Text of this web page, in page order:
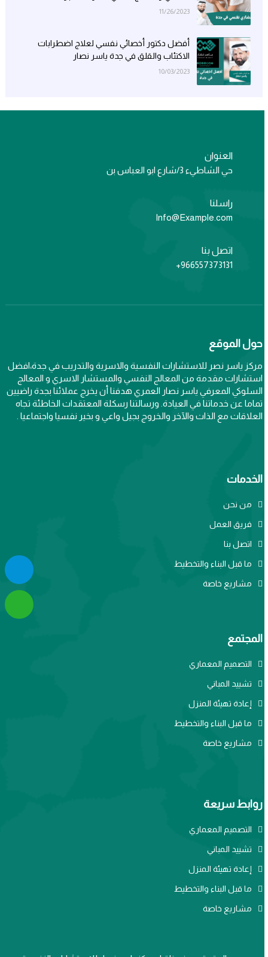
11/26/2023
أفضل دكتور أخصائي نفسي لعلاج اضطرابات
الاكتئاب والقلق في جدة ياسر نصار
10/03/2023
العنوان
حي الشاطيء 3/شارع ابو العباس بن
راسلنا
Info@Example.com
اتصل بنا
966557373131+
حول الموقع
مركز ياسر نصر للاستشارات النفسية والاسرية والتدريب في جدة،افضل
استشارات مقدمة من المعالج النفسي والمستشار الاسري و المعالج
السلوكي المعرفي ياسر نصار العمري هدفنا أن يخرج عملائنا بجدة راضيين
تماما عن خدماتنا في العيادة. ورسالتنا رسكلة المعتقدات الخاطئة تجاه
العلاقات مع الذات والآخر والخروج بجيل واعي و بخير نفسيا واجتماعيا .
الخدمات
من نحن
فريق العمل
اتصل بنا
ما قبل البناء والتخطيط
مشاريع خاصة
المجتمع
التصميم المعماري
تشييد المباني
إعادة تهيئة المنزل
ما قبل البناء والتخطيط
مشاريع خاصة
روابط سريعة
التصميم المعماري
تشييد المباني
إعادة تهيئة المنزل
ما قبل البناء والتخطيط
مشاريع خاصة